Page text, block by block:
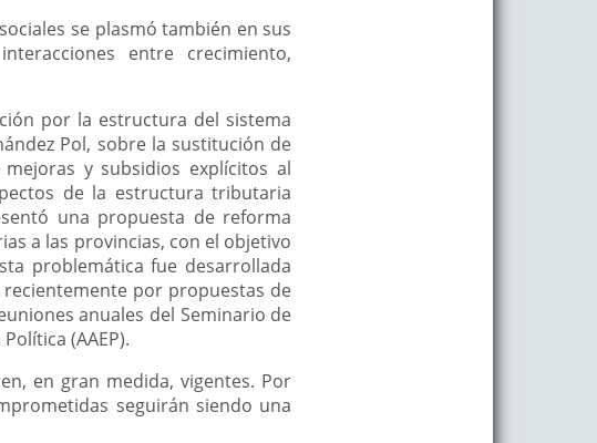
se plasmó también en sus
entre crecimiento,
por la estructura del sistema
Pol, sobre la sustitución de
y subsidios explícitos al
de la estructura tributaria
una propuesta de reforma
a las provincias, con el objetivo
problemática fue desarrollada
por propuestas de
anuales del Seminario de
(AAEP).
en gran medida, vigentes. Por
seguirán siendo una